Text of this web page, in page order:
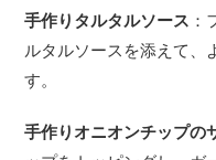
手作りタルタルソース ：
ルタルソースを添えて、
す。
手作りオニオンチップの